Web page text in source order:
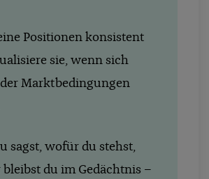
Positionen konsistent
sie, wenn sich
Marktbedingungen
sagst, wofür du stehst,
bleibst du im Gedächtnis –